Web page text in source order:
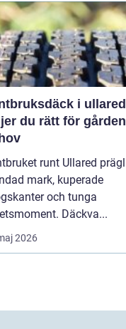
i ullared
du rätt för
runt Ullared
mark, kuperade
och tunga
Däckva...
2026